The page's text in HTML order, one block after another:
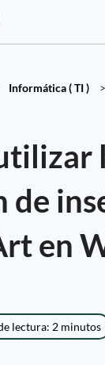
Informática ( TI ) >
de
en
lectura: 2 minutos